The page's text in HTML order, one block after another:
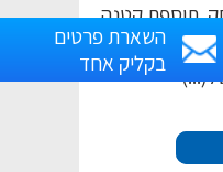
השארת פרטים
בקליק אחד
תוספת קטנה
או המפיות